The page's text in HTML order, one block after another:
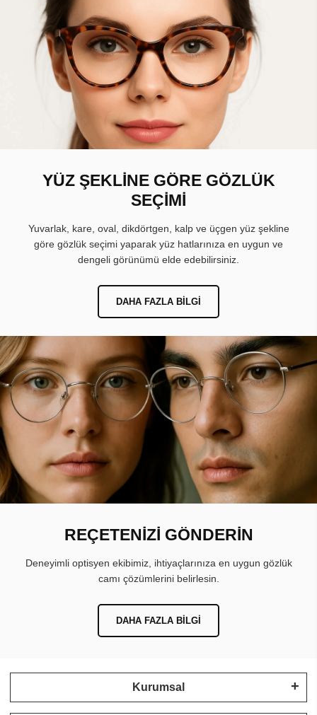
YÜZ ŞEKLİNE GÖRE GÖZLÜK
SEÇİMİ
Yuvarlak, kare, oval, dikdörtgen, kalp ve üçgen yüz şekline
göre gözlük seçimi yaparak yüz hatlarınıza en uygun ve
dengeli görünümü elde edebilirsiniz.
DAHA FAZLA BILGI
REÇETENİZİ GÖNDERİN
Deneyimli optisyen ekibimiz, ihtiyaçlarınıza en uygun gözlük
camı çözümlerini belirlesin.
DAHA FAZLA BILGI
Kurumsal